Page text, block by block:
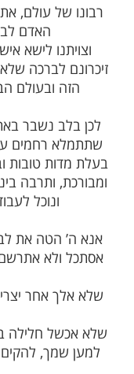
עבור בחור
עוד תוכן
שלנו
עולם, אתה
האדם לבדו
לישא אישה
ובעולם הבא
נשבר באתי
עלי
טובות ובעלת
ותרבה בינינו